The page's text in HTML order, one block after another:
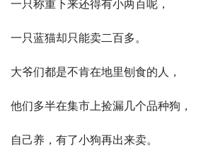
一只称重下来还得有小两百呢，
一只蓝猫却只能卖二百多。
大爷们都是不肯在地里刨食的人，
他们多半在集市上捡漏几个品种狗，
自己养，有了小狗再出来卖。